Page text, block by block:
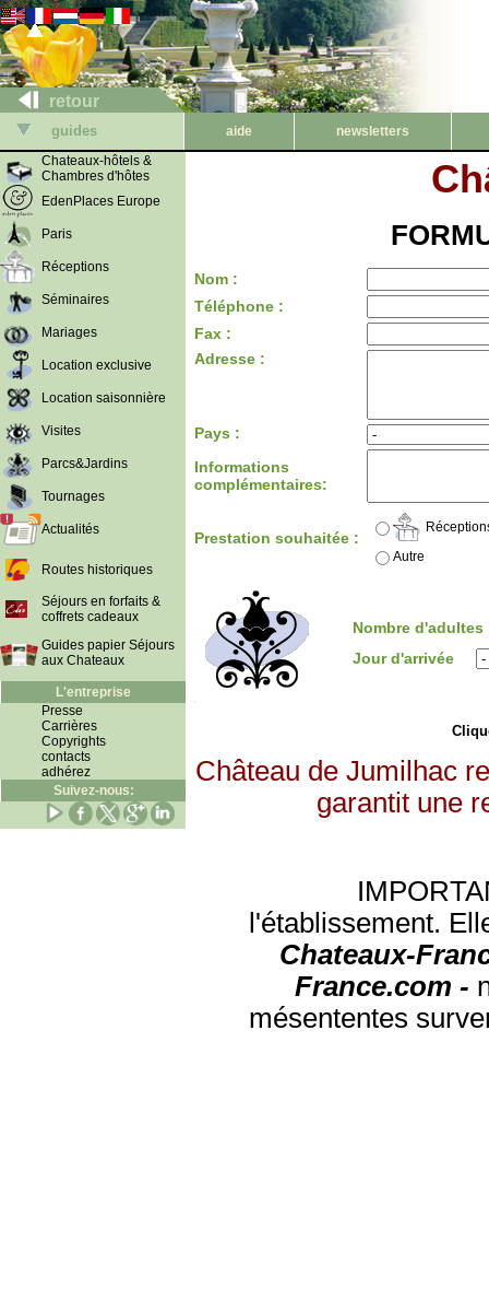
retour
guides aide
newsletters
Chateaux-hôtels &
Chambres d'hôtes
EdenPlaces Europe
Paris
Réceptions
Séminaires
Mariages
Location exclusive
Location saisonnière
Visites
Parcs&Jardins
Tournages
Actualités
Routes historiques
Séjours en forfaits &
coffrets cadeaux
Guides papier Séjours
aux Chateaux
L'entreprise
Presse
Carrières
Copyrights
contacts
adhérez
Suivez-nous:
Nom :
Téléphone :
Fax :
Adresse :
Pays :
Informations
complémentaires:
Prestation souhaitée :
Autre
Nombre
Jour d'arrivée
Château de Jumilhac
garantit une
l'établissement.
Chateaux-
France.com -
mésententes